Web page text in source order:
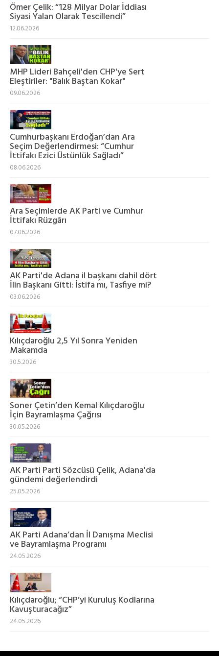
Ömer Çelik: “128 Milyar Dolar İddiası
Siyasi Yalan Olarak Tescillendi”
12.06.2026
MHP Lideri Bahçeli'den CHP'ye Sert
Eleştiriler: "Balık Baştan Kokar"
09.06.2026
Cumhurbaşkanı Erdoğan’dan Ara
Seçim Değerlendirmesi: “Cumhur
İttifakı Ezici Üstünlük Sağladı”
08.06.2026
Ara Seçimlerde AK Parti ve Cumhur
İttifakı Rüzgârı
07.06.2026
AK Parti'de Adana il başkanı dahil dört
İlin Başkanı Gitti: İstifa mı, Tasfiye mi?
03.06.2026
Kılıçdaroğlu 2,5 Yıl Sonra Yeniden
Makamda
30.5.2026
Soner Çetin’den Kemal Kılıçdaroğlu
İçin Bayramlaşma Çağrısı
30.05.2026
AK Parti Parti Sözcüsü Çelik, Adana'da
gündemi değerlendirdi
25.05.2026
AK Parti Adana’dan İl Danışma Meclisi
ve Bayramlaşma Programı
24.05.2026
Kılıçdaroğlu; “CHP’yi Kuruluş Kodlarına
Kavuşturacağız”
24.05.2026